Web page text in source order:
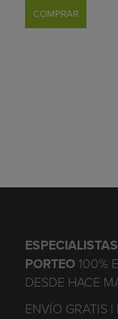
COMPRAR
PORTEO100%
DESDE HACE
ENVÍO GRATIS